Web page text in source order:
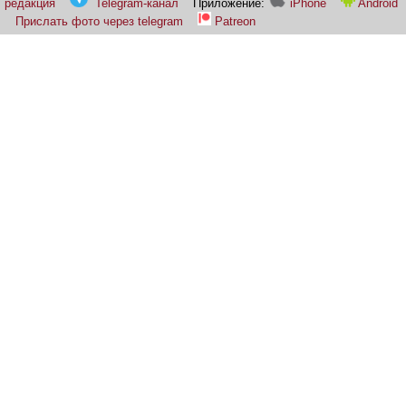
редакция Telegram-канал Приложение: iPhone
Android
Прислать фото через telegram
Patreon